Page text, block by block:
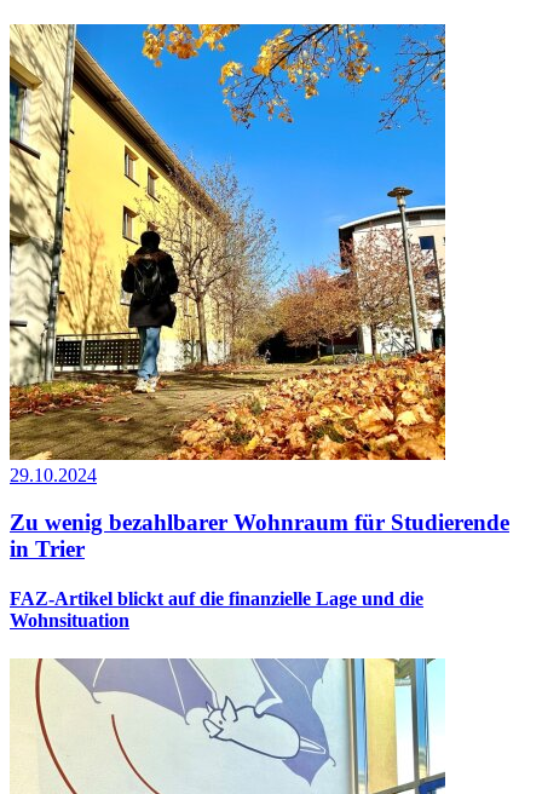
29.10.2024
Zu wenig bezahlbarer Wohnraum für Studierende
in Trier
FAZ-Artikel blickt auf die finanzielle Lage und die
Wohnsituation